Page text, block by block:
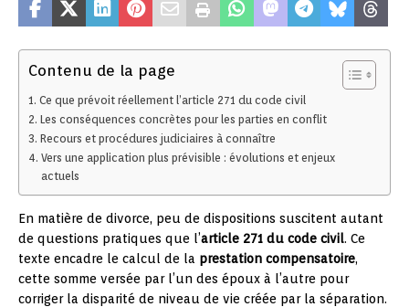
Contenu de la page
Ce que prévoit réellement l’article 271 du code civil
Les conséquences concrètes pour les parties en conflit
Recours et procédures judiciaires à connaître
Vers une application plus prévisible : évolutions et enjeux
actuels
En matière de divorce, peu de dispositions suscitent autant
de questions pratiques que l’article 271 du code civil. Ce
texte encadre le calcul de la prestation compensatoire,
cette somme versée par l’un des époux à l’autre pour
corriger la disparité de niveau de vie créée par la séparation.